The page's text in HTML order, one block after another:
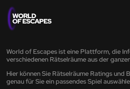
World of Escapes ist eine Plattform, die
verschiedenen Rätselräume aus der
Hier können Sie Rätselräume Ratings und
genau für Sie ein passendes Spiel